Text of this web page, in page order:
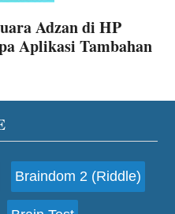
Adzan di HP
Aplikasi Tambahan
Braindom 2 (Riddle)